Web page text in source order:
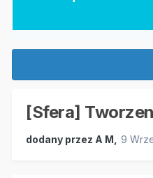
[Sfera]
dodany przez A M 9